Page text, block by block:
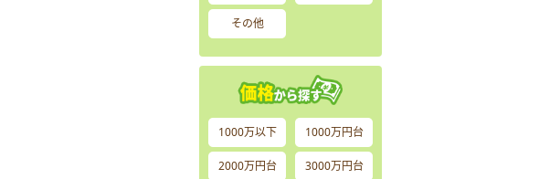
その他
1000万以下 1000万円台
2000万円台 3000万円台